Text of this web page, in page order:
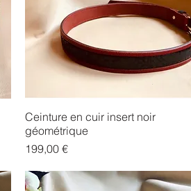
Ceinture en cuir insert noir
géométrique
Prix
199,00 €